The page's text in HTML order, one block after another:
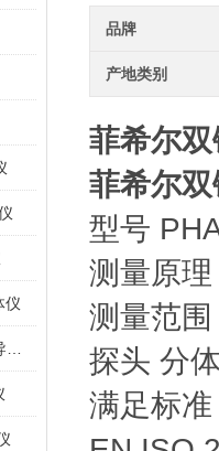
仪
品牌
产地类别
菲希尔
菲希尔
型号
测量原
测量范
探头 分
满足标